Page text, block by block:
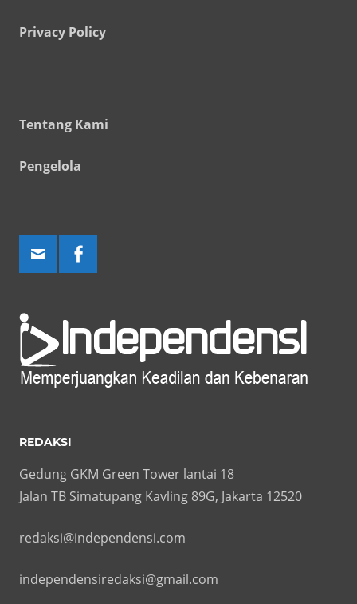
Privacy Policy
Tentang Kami
Pengelola
REDAKSI
Gedung GKM Green Tower lantai 18
Jalan TB Simatupang Kavling 89G, Jakarta 12520
redaksi@independensi.com
independensiredaksi@gmail.com